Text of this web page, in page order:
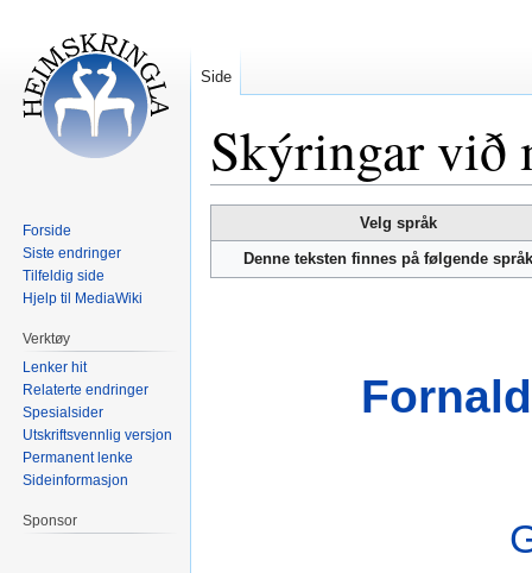
Skýringar við
til
navigering
til
Velg språk
Denne teksten finnes på følgende
Side
Forside
Siste endringer
Tilfeldig side
Hjelp til MediaWiki
Verktøy
Lenker hit
Relaterte endringer
Spesialsider
Utskriftsvennlig versjon
Permanent lenke
Sideinformasjon
Sponsor